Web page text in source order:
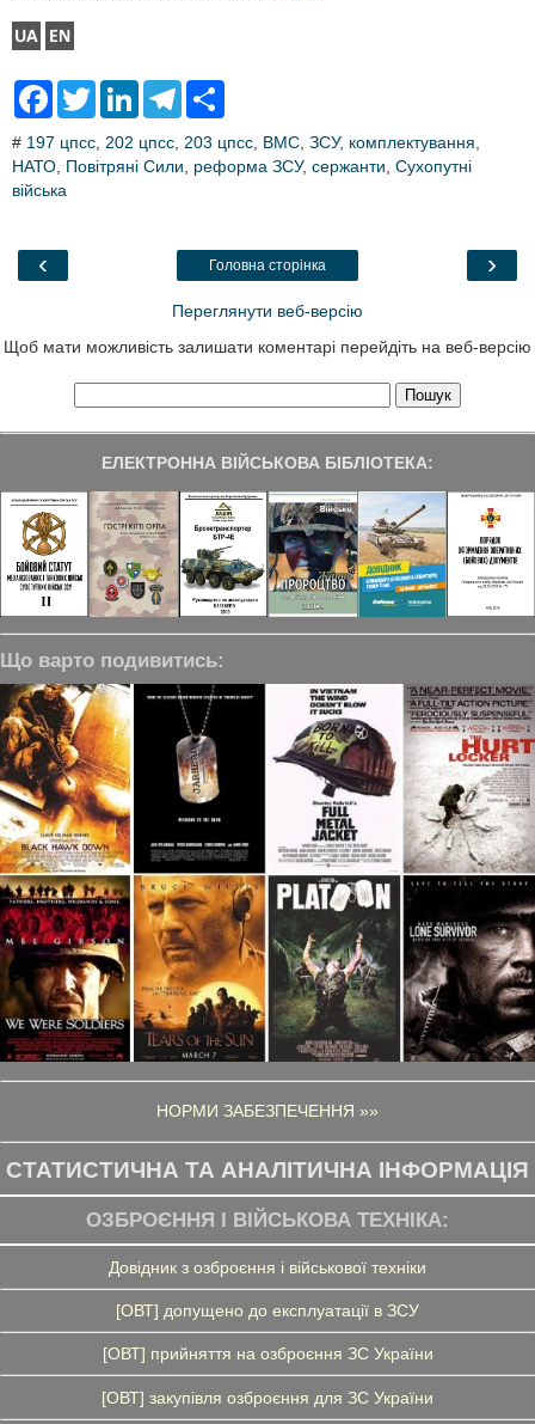
F
e
b
o
T
t
t
L
k
e
T
e
g
r
e
# 197 цпсс 202 цпсс 203 цпсс ВМС ЗСУ, комплектування
НАТО Повітряні Сили реформа ЗСУ, сержанти Сухопутні
війська
‹ ›
Головна сторінка
Переглянути веб-версію
Щоб мати можливість залишати коментарі перейдіть на веб-версію
ЕЛЕКТРОННА ВІЙСЬКОВА БІБЛІОТЕКА:
Що варто подивитись:
НОРМИ ЗАБЕЗПЕЧЕННЯ »»
СТАТИСТИЧНА ТА АНАЛІТИЧНА ІНФОРМАЦІЯ
ОЗБРОЄННЯ І ВІЙСЬКОВА ТЕХНІКА:
Довідник з озброєння і військової техніки
[ОВТ] допущено до експлуатації в ЗСУ
[ОВТ] прийняття на озброєння ЗС України
[ОВТ] закупівля озброєння для ЗС України